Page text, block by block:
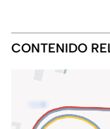
CONTENIDO